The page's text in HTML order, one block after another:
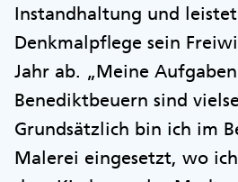
Instandhaltung und
Denkmalpflege sein
Jahr ab. „Meine
Benediktbeuern sind
Grundsätzlich bin ich im
Malerei eingesetzt, wo